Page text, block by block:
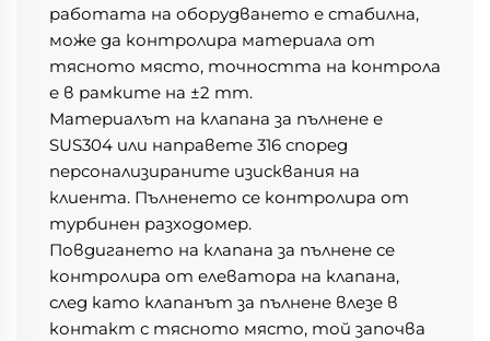
работата на оборудването е стабилна,
може да контролира материала от
тясното място, точността на контрола
е в рамките на ±2 mm.
Материалът на клапана за пълнене е
SUS304 или направете 316 според
персонализираните изисквания на
клиента. Пълненето се контролира от
турбинен разходомер.
Повдигането на клапана за пълнене се
контролира от елеватора на клапана,
след като клапанът за пълнене влезе в
контакт с тясното място, той започва